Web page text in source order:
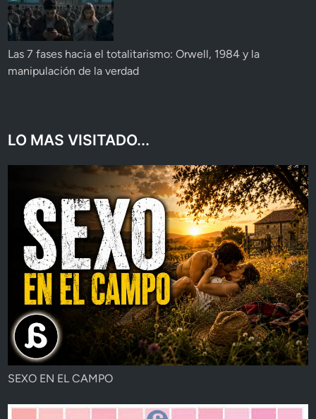
Las 7 fases hacia el totalitarismo: Orwell, 1984 y la
manipulación de la verdad
LO MAS VISITADO...
SEXO EN EL CAMPO